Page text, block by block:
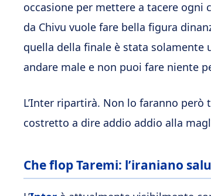
occasione per mettere a tacere ogni
da Chivu vuole fare bella figura
quella della finale è stata
andare male e non puoi fare niente
L’Inter ripartirà. Non lo faranno però
costretto a dire addio addio alla
Che flop Taremi: l’iraniano